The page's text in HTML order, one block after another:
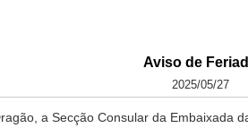
Aviso de
2025/05/27
a Secção Consular da Embaixada